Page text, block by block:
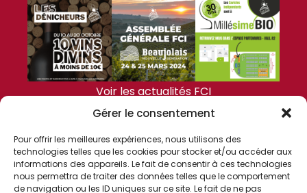
Gérer le consentement
Pour offrir les meilleures expériences, nous utilisons des
technologies telles que les cookies pour stocker et/ou accéder aux
informations des appareils. Le fait de consentir à ces technologies
nous permettra de traiter des données telles que le comportement
de navigation ou les ID uniques sur ce site. Le fait de ne pas
Voir les actualités FCI
FCI